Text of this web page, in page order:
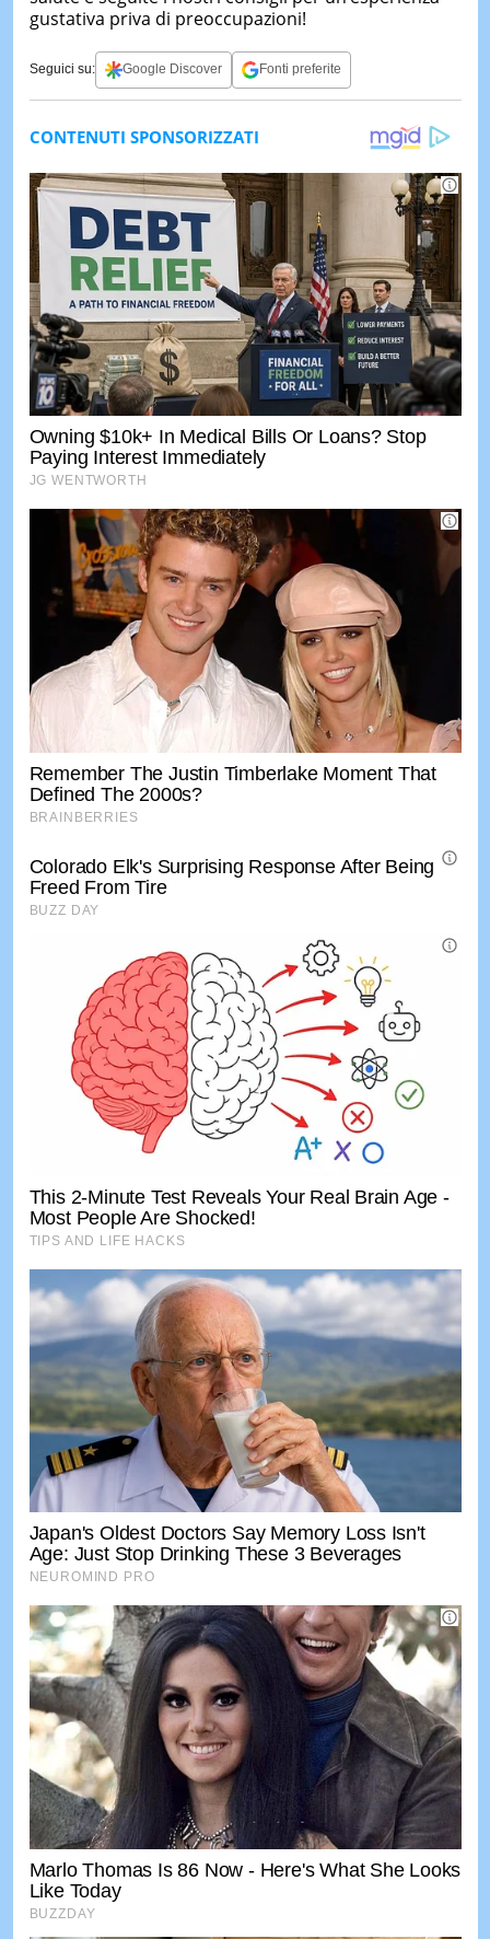
gustativa priva di preoccupazioni!
Seguici su: Google Discover Fonti preferite